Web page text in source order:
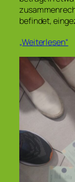
befindet,
„Weiterlesen“